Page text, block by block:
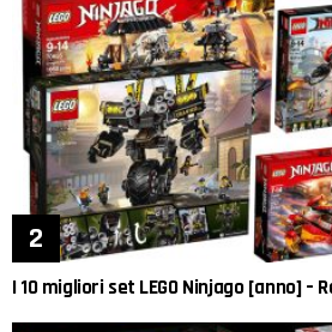
I 10 migliori set LEGO Ninjago [anno] –